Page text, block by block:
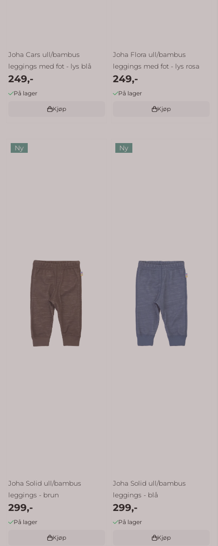
Joha Cars ull/bambus
leggings med fot - lys blå
249,-
På lager
Kjøp
Joha Flora ull/bambus
leggings med fot - lys rosa
249,-
På lager
Kjøp
Ny
Joha Solid ull/bambus
leggings - brun
299,-
På lager
Kjøp
Ny
Joha Solid ull/bambus
leggings - blå
299,-
På lager
Kjøp